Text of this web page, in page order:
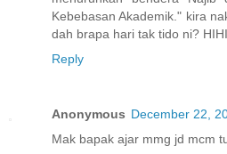
Kebebasan Akademik." kira
dah brapa hari tak tido ni?
Reply
Anonymous December 22,
Mak bapak ajar mmg jd mcm